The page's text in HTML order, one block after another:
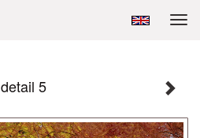
detail 5